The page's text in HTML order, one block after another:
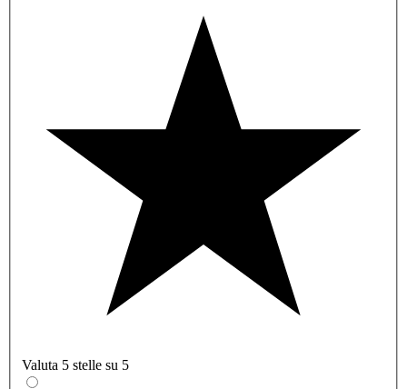
Valuta 5 stelle su 5